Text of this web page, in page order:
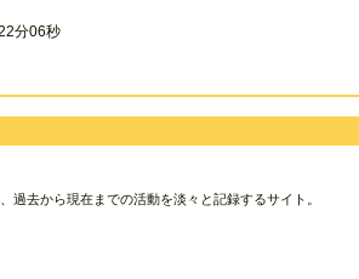
分06秒
過去から現在までの活動を淡々と記録するサイト。